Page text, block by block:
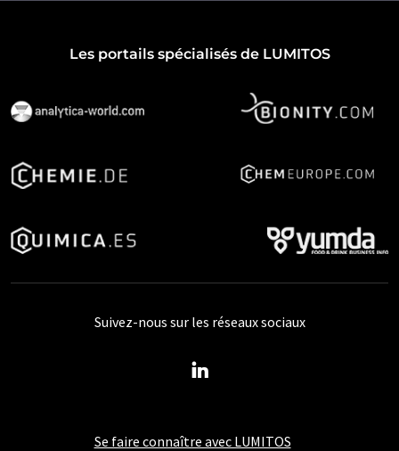
Les portails spécialisés de LUMITOS
Se faire connaître avec LUMITOS
Suivez-nous sur les réseaux sociaux